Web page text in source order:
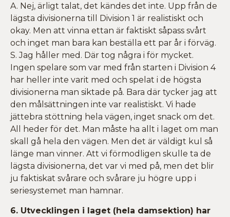
A. Nej, ärligt talat, det kändes det inte. Upp från de
lägsta divisionerna till Division 1 är realistiskt och
okay. Men att vinna ettan är faktiskt såpass svårt
och inget man bara kan beställa ett par år i förväg.
S. Jag håller med. Där tog några i för mycket.
Ingen spelare som var med från starten i Division 4
har heller inte varit med och spelat i de högsta
divisionerna man siktade på. Bara där tycker jag att
den målsättningen inte var realistiskt. Vi hade
jättebra stöttning hela vägen, inget snack om det.
All heder för det. Man måste ha allt i laget om man
skall gå hela den vägen. Men det är väldigt kul så
länge man vinner. Att vi förmodligen skulle ta de
lägsta divisionerna, det var vi med på, men det blir
ju faktiskat svårare och svårare ju högre upp i
seriesystemet man hamnar.
6. Utvecklingen i laget (hela damsektion) har